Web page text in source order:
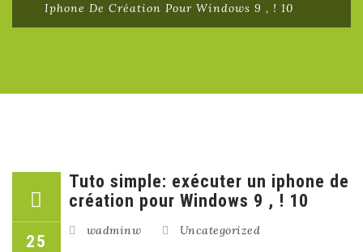
Iphone De Création Pour Windows 9 , ! 10
25
Tuto simple: exécuter un iphone de
création pour Windows 9 , ! 10
wadminw Uncategorized